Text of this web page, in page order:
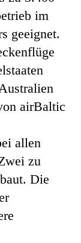
im
geeignet.
airBaltic
allen
zu
Die